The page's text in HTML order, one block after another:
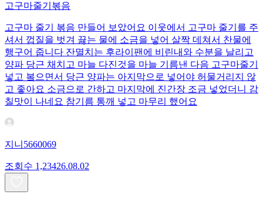
고구마줄기볶음
고구마 줄기 볶음 만들어 보았어요 이웃에서 고구마 줄기를 주
셔서 껍질을 벗겨 끓는 물에 소금을 넣어 살짝 데쳐서 찬물에
행구어 줍니다 잔멸치는 후라이팬에 비린내와 수분을 날리고
양파 당근 채치고 마늘 다진것을 마늘 기름낸 다음 고구마줄기
넣고 봌으면서 당근 양파는 아지막으로 넣어야 허물거리지 않
고 좋아요 소금으로 간하고 마지막에 진간장 조금 넣었더니 감
칠맛이 나네요 참기름 통깨 넣고 마무리 했어요
지니5660069
조회수 1,23426.08.02